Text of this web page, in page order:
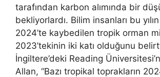
tarafından karbon alımında bir
bekliyorlardı. Bilim insanları bu
2024’te kaybedilen tropik orman
2023’tekinin iki katı olduğunu
İngiltere’deki Reading
Allan, “Bazı tropikal toprakların